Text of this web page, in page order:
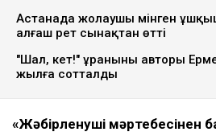
талап еткеніне қатысты алғаш
Қоғамда қызу талқыланған
ол істі соңына дейін
хабарлайдыUlysmedia.kz